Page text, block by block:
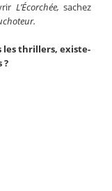
L’Écorchée,sachez
les thrillers, existe-
?